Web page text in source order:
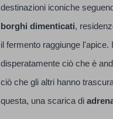
destinazioni iconiche
borghi dimenticati,
il fermento raggiunge
disperatamente ciò che è
ciò che gli altri hanno
questa, una scarica di